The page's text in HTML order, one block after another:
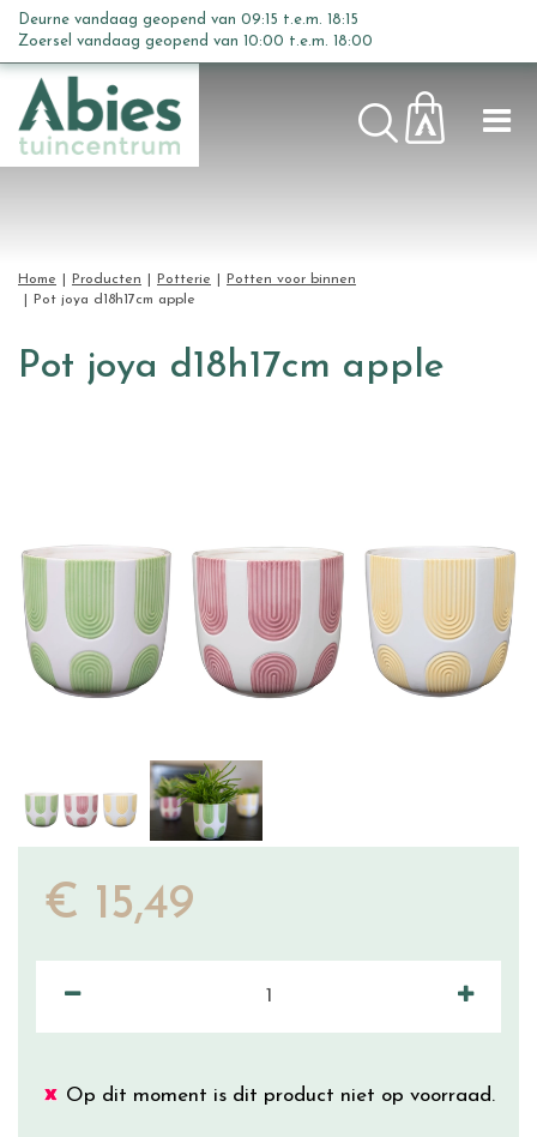
n
Home Producten Potterie
Potten voor binnen
Pot joya d18h17cm apple
Deurne vandaag geopend van 09:15 t.e.m. 18:15
Zoersel vandaag geopend van 10:00 t.e.m. 18:00
Pot joya d18h17cm apple
€ 15,49
Op dit moment is dit product niet op voorraad.